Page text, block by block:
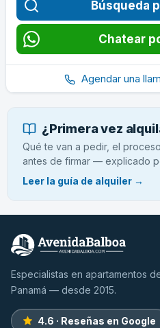
Búsqueda
Chatear
Agendar una
¿Primera vez
Qué te van a pedir, el
antes de firmar — explicado
Leer la guía de alquiler →
Especialistas en apartamentos
Panamá — desde 2015.
4.6 · Reseñas en Google